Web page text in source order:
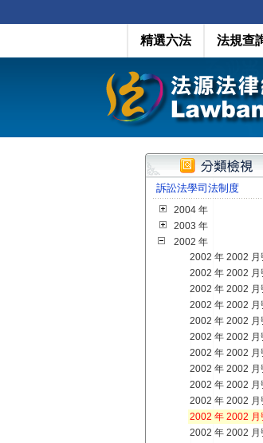
精選六法 法規查
訴訟法學司法制度
2004 年
2003 年
2002 年
2002 年 2002 月
2002 年 2002 月
2002 年 2002 月
2002 年 2002 月
2002 年 2002 月
2002 年 2002 月
2002 年 2002 月
2002 年 2002 月
2002 年 2002 月
2002 年 2002 月
2002 年 2002 月
2002 年 2002 月